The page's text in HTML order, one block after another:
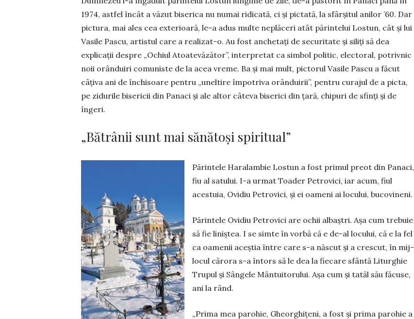
1974, astfel încât a văzut biserica nu numai ridicată, ci și pictată, la sfârșitul anilor ’60. Dar
pictura, mai ales cea exte­rioa­ră, le-a adus multe neplăceri atât părintelui Lostun, cât și lui
Vasile Pascu, artistul care a reali­zat-o. Au fost anchetați de securitate și siliți să dea
explicații despre „Ochiul Atoatevăzător”, interpre­tat ca simbol politic, electoral, potrivnic
noii orân­duiri comuniste de la acea vreme. Ba și mai mult, pictorul Vasile Pas­cu a făcut
câțiva ani de închisoa­re pentru „unel­tire împotriva orânduirii”, pen­tru cu­rajul de a picta,
pe zidurile bisericii din Panaci și ale altor câteva biserici din țară, chipuri de sfinți și de
îngeri.
„Bătrânii sunt mai sănătoși spiritual”
Părintele Haralambie Lostun a fost primul preot din Panaci,
fiu al satului. I-a urmat Toader Petro­vici, iar acum, fiul
acestuia, Ovidiu Petrovici, și ei oameni ai locului, bucovineni.
Părintele Ovidiu Petrovici are ochii albaștri. Așa cum tre­buie
să fie liniștea. I se simte în vorbă că e de-al locului, că e la fel
ca oamenii aceștia între care s-a născut și a crescut, în mij­
lo­cul cărora s-a întors să le dea la fiecare sfântă Liturghie
Tru­pul și Sângele Mântuitorului. Așa cum și tatăl său făcuse,
ani la rând.
„Prima mea parohie, Gheor­ghițeni, a fost și prima parohie a